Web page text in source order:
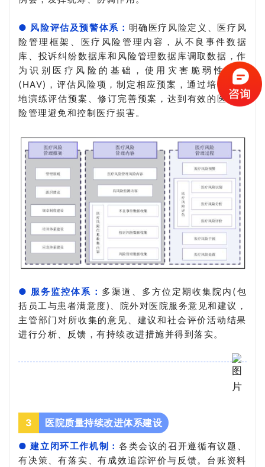
● 风险评估及预警体系： 明确医疗风险定义、医疗风
险管理框架、医疗风险管理内容，从不良事件数据
库、投诉纠纷数据库和风险管理数据库调取数据，作
为识别医疗风险的基础，使用灾害脆弱性分析
(HAV)，评估风险项，制定相应预案，通过培训、实
地演练评估预案、修订完善预案，达到有效的医疗风
险管理避免和控制医疗损害。
● 服务监控体系： 多渠道、多方位定期收集院内(包
括员工与患者满意度)、院外对医院服务意见和建议，
主管部门对所收集的意见、建议和社会评价活动结果
进行分析、反馈，有持续改进措施并得到落实。
3 医院质量持续改进体系建设
● 建立闭环工作机制： 各类会议的召开遵循有议题、
有决策、有落实、有成效追踪评价与反馈。台账资料